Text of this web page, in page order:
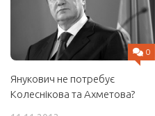
0
Янукович не потребує
Колеснікова та Ахметова?